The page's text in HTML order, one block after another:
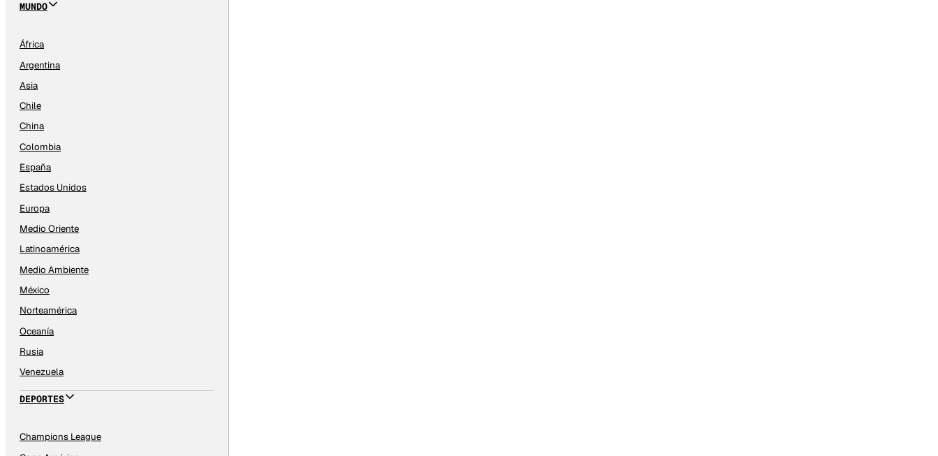
MUNDO
África
Argentina
Asia
Chile
China
Colombia
España
Estados Unidos
Europa
Medio Oriente
Latinoamérica
Medio Ambiente
México
Norteamérica
Oceanía
Rusia
Venezuela
DEPORTES
Champions League